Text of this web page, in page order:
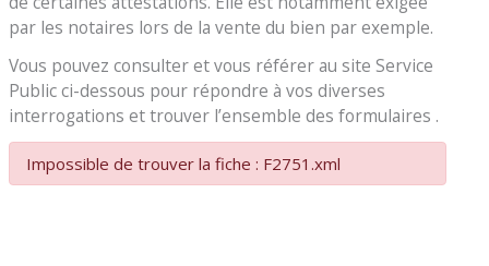
par les notaires lors de la vente du bien par exemple.
Vous pouvez consulter et vous référer au site Service
Public ci-dessous pour répondre à vos diverses
interrogations et trouver l’ensemble des formulaires .
Impossible de trouver la fiche : F2751.xml